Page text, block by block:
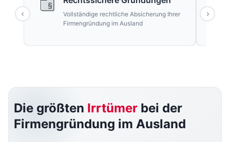
Vollständige rechtliche Absicherung Ihrer
Firmengründung im Ausland
Die größten Irrtümer bei der
Firmengründung im Ausland